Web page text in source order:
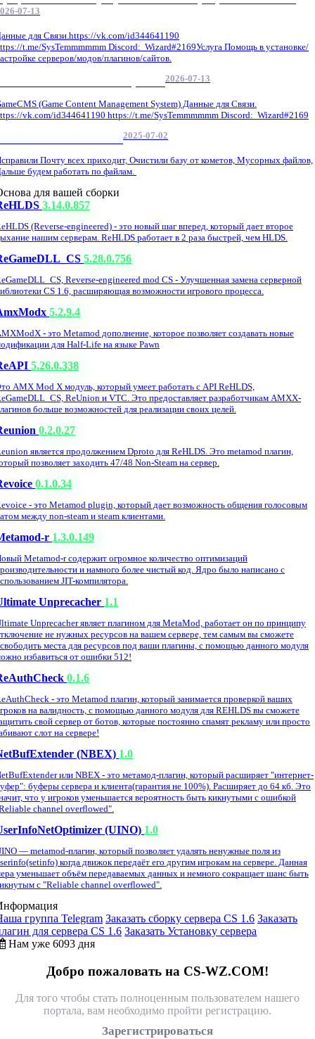
07-13
для Связи.https://vk.com/id344641190
t.me/SysTemmmmmm Discord: Wizard#2169Услуга Помощь в установке/
серверов/модов/плагинов/сайтов.
2026-07-13
(Game Content Management System) Данные для Связи.
vk.com/id344641190 https://t.me/SysTemmmmmm Discord: Wizard#2169
2025-07-02
Почту всех приходит, Очистили базу от кометов, Мусорных файлов,
будем работать по файлам.
для вашей сборки
3.14.0.857
(Reverse-engineered) - это новый шаг вперед, который дает второе
нашим серверам. ReHLDS работает в 2 раза быстрей, чем HLDS.
5.28.0.756
Reverse-engineered mod CS - Улучшенная замена серверной
CS 1.6, расширяющая возможности игрового процесса.
5.2.9.4
- это Metamod дополнение, которое позволяет создавать новые
для Half-Life на языке Pawn
5.26.0.338
AMX Mod X модуль, который умеет работать с API ReHLDS,
ReUnion и VTC. Это предоставляет разработчикам AMXX-
больше возможностей для реализации своих целей.
0.2.0.27
является продолжением Dproto для ReHLDS. Это metamod плагин,
позволяет заходить 47/48 Non-Steam на сервер.
0.1.0.34
- это Metamod plugin, который дает возможность общения голосовым
между non-steam и steam клиентами.
r 1.3.0.149
Metamod-r содержит огромное количество оптимизаций
и намного более чистый код. Ядро было написано с
JIT-компилятора.
Unprecacher 1.1
Unprecacher являет плагином для MetaMod, работает он по принципу
не нужных ресурсов на вашем сервере, тем самым вы сможете
места для ресурсов под ваши плагины, с помощью данного модуля
избавиться от ошибки 512!
0.1.6
- это Metamod плагин, который занимается проверкой ваших
на валидность, с помощью данного модуля для REHLDS вы сможете
свой сервер от ботов, которые постоянно спамят рекламу или просто
слот на сервере!
(NBEX) 1.0
или NBEX - это метамод-плагин, который расширяет "интернет-
буферы сервера и клиента(гарантия не 100%). Расширяет до 64 кб. Это
что у игроков уменьшается вероятность быть кикнутыми с ошибкой
channel overflowed".
(UINO) 1.0
— metamod-плагин, который позволяет удалять ненужные поля из
когда движок передаёт его другим игрокам на сервере. Данная
уменьшает объём передаваемых данных и немного сокращает шанс быть
с "Reliable channel overflowed".
группа Telegram Заказать сборку сервера CS 1.6 Заказать
для сервера CS 1.6 Заказать Установку сервера
Нам уже 6093 дня
Добро пожаловать на CS-WZ.COM!
Для того чтобы стать полноценным пользователем нашего
портала, вам необходимо пройти регистрацию.
Зарегистрироваться